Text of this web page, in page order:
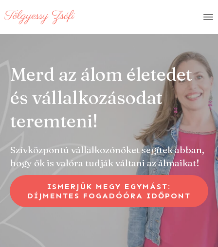
Mentora
Merd az álom életedet
és vállalkozásodat
teremteni!
Szívközpontú vállalkozónőket segítek abban,
hogy ők is valóra tudják váltani az álmaikat!
ISMERJÜK MEGY EGYMÁST:
DÍJMENTES FOGADÓÓRA IDŐPONT